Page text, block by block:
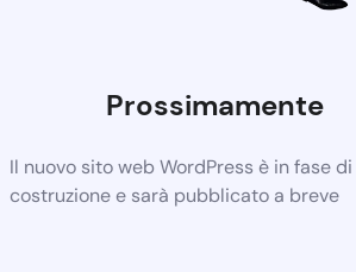
Prossimamente
Il nuovo sito web WordPress è in fase di
costruzione e sarà pubblicato a breve